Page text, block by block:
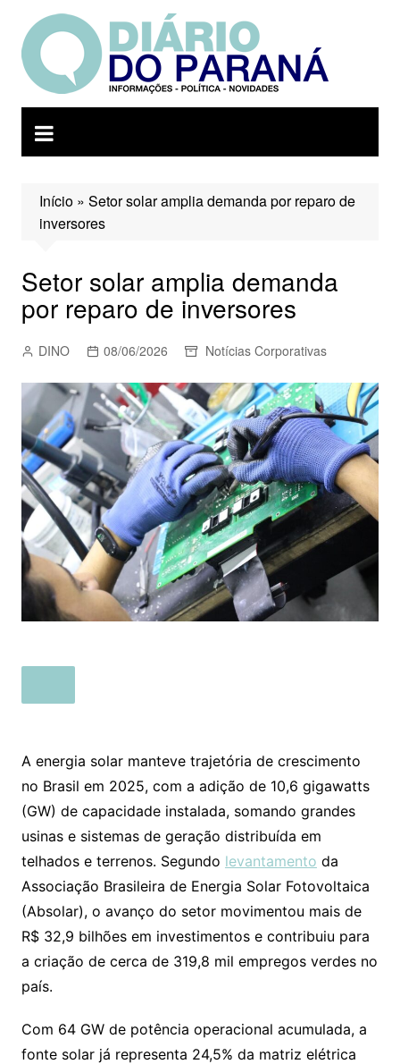
para
conteúdo
Início» Setor solar amplia demanda por reparo de
inversores
Setor solar amplia demanda
por reparo de inversores
DINO 08/06/2026 Notícias Corporativas
A energia solar manteve trajetória de crescimento
no Brasil em 2025, com a adição de 10,6 gigawatts
(GW) de capacidade instalada, somando grandes
usinas e sistemas de geração distribuída em
telhados e terrenos. Segundo levantamento da
Associação Brasileira de Energia Solar Fotovoltaica
(Absolar), o avanço do setor movimentou mais de
R$ 32,9 bilhões em investimentos e contribuiu para
a criação de cerca de 319,8 mil empregos verdes no
país.
Com 64 GW de potência operacional acumulada, a
fonte solar já representa 24,5% da matriz elétrica